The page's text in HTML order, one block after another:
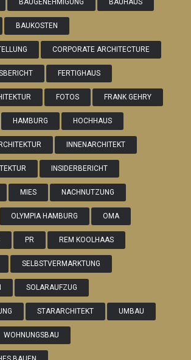
BAUGENEHMIGUNG BAUHAUS
BAUKOSTEN
CORPORATE ARCHITECTURE
FERTIGHAUS
FOTOS FRANK GEHRY
HAMBURG HOCHHAUS
INNENARCHITEKT
INSIDERBERICHT
MIES NACHNUTZUNG
OLYMPIA HAMBURG OMA
PR REM KOOLHAAS
SELBSTVERMARKTUNG
SOLARAUFZUG
STARARCHITEKT UMBAU
WOHNUNGSBAU